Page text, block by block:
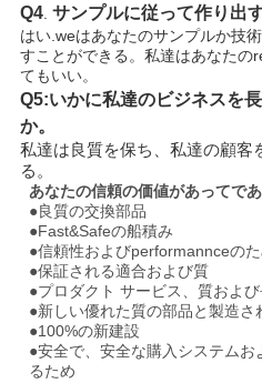
Q4. サンプルに従って作り出
はい.weはあなたのサンプルか技
すことができる。私達はあなたの
てもいい。
Q5:いかに私達のビジネスを
か。
私達は良質を保ち、私達の顧客
る。
あなたの信頼の価値があってで
●良質の交換部品
●Fast&Safeの船積み
●信頼性およびperformannceの
●保証される適合および質
●プロダクト サービス、質およ
●新しい優れた質の部品と製造さ
●100%の新建設
●安全で、安全な購入システム
るため